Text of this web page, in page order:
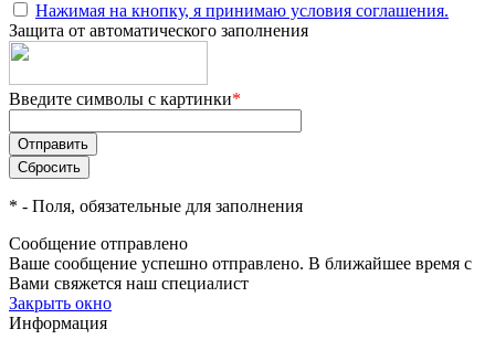
Нажимая на кнопку, я принимаю условия соглашения.
Защита от автоматического заполнения
Введите символы с картинки*
* - Поля, обязательные для заполнения
Сообщение отправлено
Ваше сообщение успешно отправлено. В ближайшее время с
Вами свяжется наш специалист
Закрыть окно
Информация